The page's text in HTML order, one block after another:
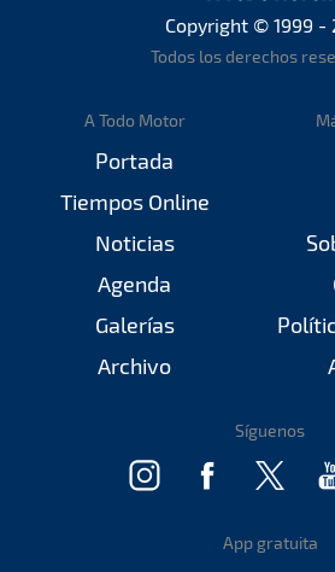
Copyright © 1999 -
Todos los derechos
A Todo Motor
Portada
Tiempos Online
Noticias
Agenda
Galerías
Archivo
Síguenos
App gratuita